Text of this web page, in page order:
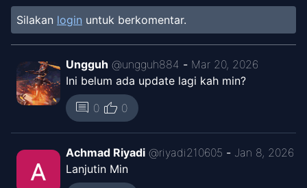
Silakan login untuk berkomentar.
Ungguh @ungguh884 - Mar 20, 2026
Ini belum ada update lagi kah min?
comment 0 thumb_up 0
Achmad Riyadi @riyadi210605 - Jan 8, 2026
Lanjutin Min